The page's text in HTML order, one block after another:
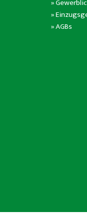
»
»
»AGBs